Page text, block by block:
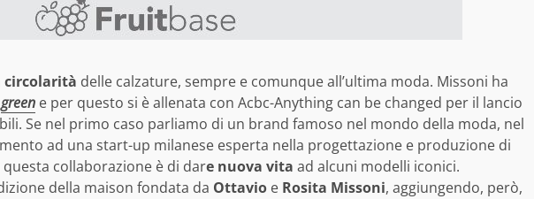
circolarità delle calzature, sempre e comunque all’ultima moda. Missoni ha
green e per questo si è allenata con Acbc-Anything can be changed per il lancio
Se nel primo caso parliamo di un brand famoso nel mondo della moda, nel
ad una start-up milanese esperta nella progettazione e produzione di
questa collaborazione è di dare nuova vita ad alcuni modelli iconici.
della maison fondata da Ottavio e Rosita Missoni, aggiungendo, però,